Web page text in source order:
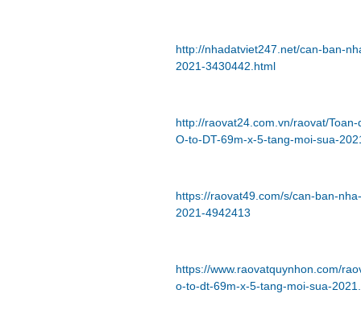
http://nhadatviet247.net/can-ban-
2021-3430442.html
http://raovat24.com.vn/raovat/
O-to-DT-69m-x-5-tang-moi-sua-
https://raovat49.com/s/can-ban-
2021-4942413
https://www.raovatquynhon.com/
o-to-dt-69m-x-5-tang-moi-sua-